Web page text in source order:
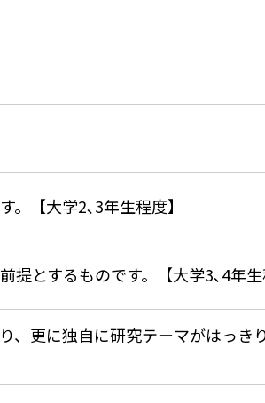
【大学2､3年生程度】
とするものです。【大学3､4年生
、更に独自に研究テーマがはっき